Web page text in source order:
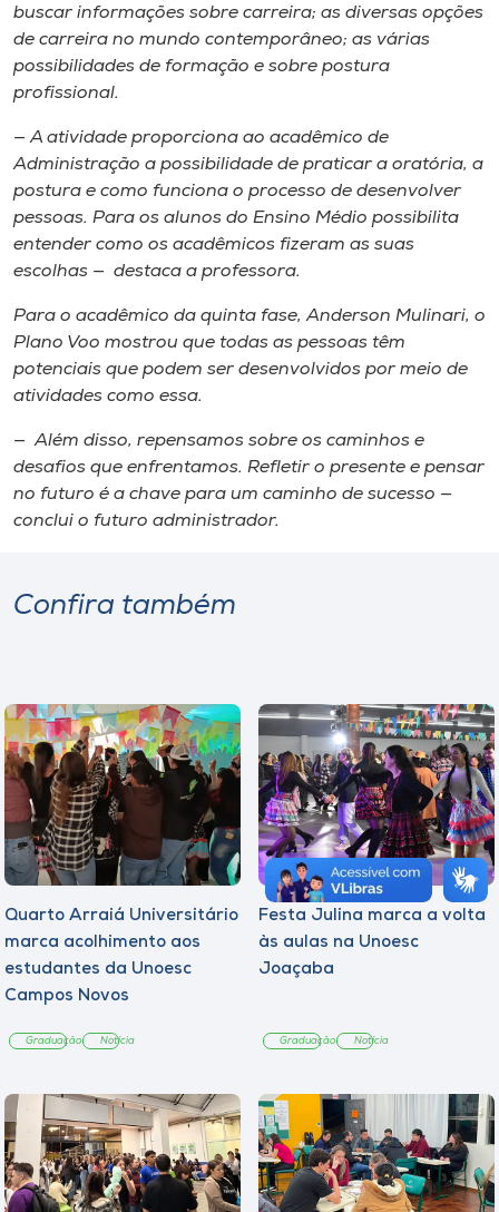
A+
A-
buscar informações sobre carreira; as diversas opções
de carreira no mundo contemporâneo; as várias
possibilidades de formação e sobre postura
profissional.
— A atividade proporciona ao acadêmico de
Administração a possibilidade de praticar a oratória, a
postura e como funciona o processo de desenvolver
pessoas. Para os alunos do Ensino Médio possibilita
entender como os acadêmicos fizeram as suas
escolhas — destaca a professora.
Para o acadêmico da quinta fase, Anderson Mulinari, o
Plano Voo mostrou que todas as pessoas têm
potenciais que podem ser desenvolvidos por meio de
atividades como essa.
— Além disso, repensamos sobre os caminhos e
desafios que enfrentamos. Refletir o presente e pensar
no futuro é a chave para um caminho de sucesso —
conclui o futuro administrador.
Confira também
Quarto Arraiá Universitário
marca acolhimento aos
estudantes da Unoesc
Campos Novos
Graduação Notícia
Festa Julina marca a volta
às aulas na Unoesc
Joaçaba
Graduação Notícia